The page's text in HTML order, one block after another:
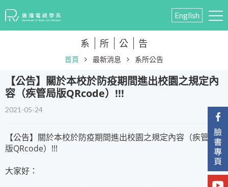
English
系 所 公 告
首頁 最新消息 系所公告
【公告】關於本校於防疫期間進出校園之規定內
容（疾管局版QRcode）!!!
2021-05-24
【公告】關於本校於防疫期間進出校園之規定內容（疾管局
版QRcode）!!!
大家好：